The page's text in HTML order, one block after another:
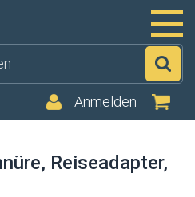
Anmelden
Reiseadapter,